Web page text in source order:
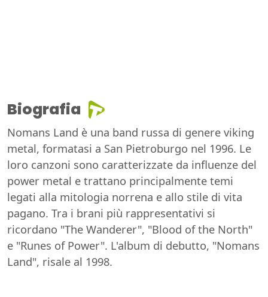
Biografia
Nomans Land è una band russa di genere viking
metal, formatasi a San Pietroburgo nel 1996. Le
loro canzoni sono caratterizzate da influenze del
power metal e trattano principalmente temi
legati alla mitologia norrena e allo stile di vita
pagano. Tra i brani più rappresentativi si
ricordano "The Wanderer", "Blood of the North"
e "Runes of Power". L'album di debutto, "Nomans
Land", risale al 1998.